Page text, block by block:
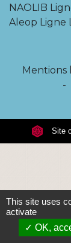
NAOLIB
Aleop Ligne
Mentions
-
Site
This site uses
activate
OK,